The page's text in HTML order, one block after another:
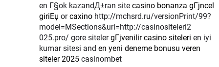
en Г§ok kazandД±ran site casino bonanza gГјncel
giriЕџ orcaxino
model=MSections&url=http://casinositeleri2
025.pro/ gore sitelergГјvenilir casino siteleri en iyi
kumar sitesi and en yeni deneme bonusu veren
siteler 2025 casinombet